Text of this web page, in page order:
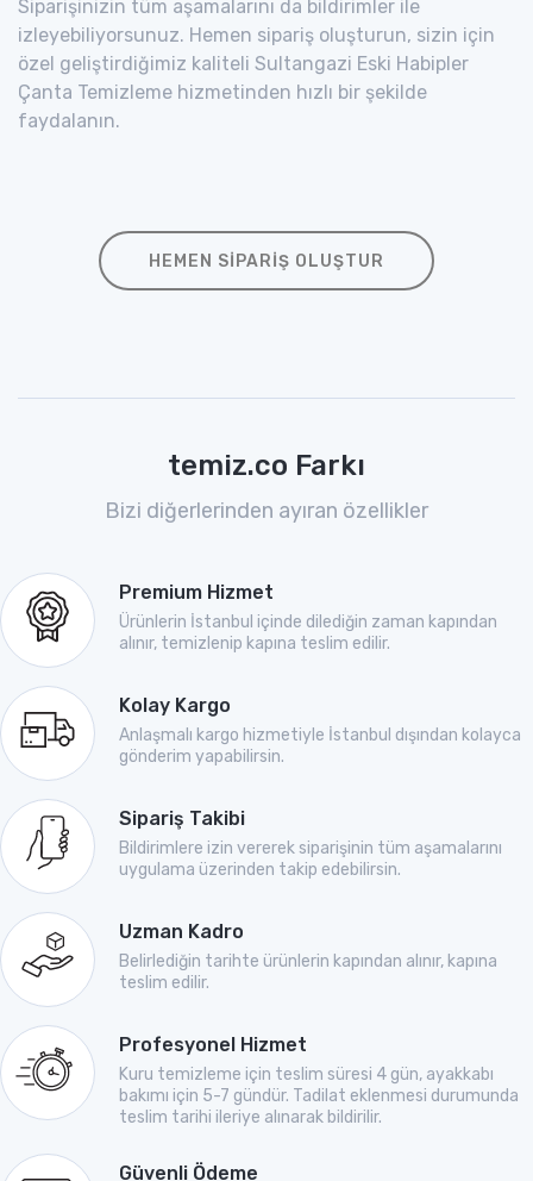
Siparişinizin tüm aşamalarını da bildirimler ile
izleyebiliyorsunuz. Hemen sipariş oluşturun, sizin için
özel geliştirdiğimiz kaliteli Sultangazi Eski Habipler
Çanta Temizleme hizmetinden hızlı bir şekilde
faydalanın.
HEMEN SIPARIŞ OLUŞTUR
temiz.co Farkı
Bizi diğerlerinden ayıran özellikler
Premium Hizmet
Ürünlerin İstanbul içinde dilediğin zaman kapından
alınır, temizlenip kapına teslim edilir.
Kolay Kargo
Anlaşmalı kargo hizmetiyle İstanbul dışından kolayca
gönderim yapabilirsin.
Sipariş Takibi
Bildirimlere izin vererek siparişinin tüm aşamalarını
uygulama üzerinden takip edebilirsin.
Uzman Kadro
Belirlediğin tarihte ürünlerin kapından alınır, kapına
teslim edilir.
Profesyonel Hizmet
Kuru temizleme için teslim süresi 4 gün, ayakkabı
bakımı için 5-7 gündür. Tadilat eklenmesi durumunda
teslim tarihi ileriye alınarak bildirilir.
Güvenli Ödeme